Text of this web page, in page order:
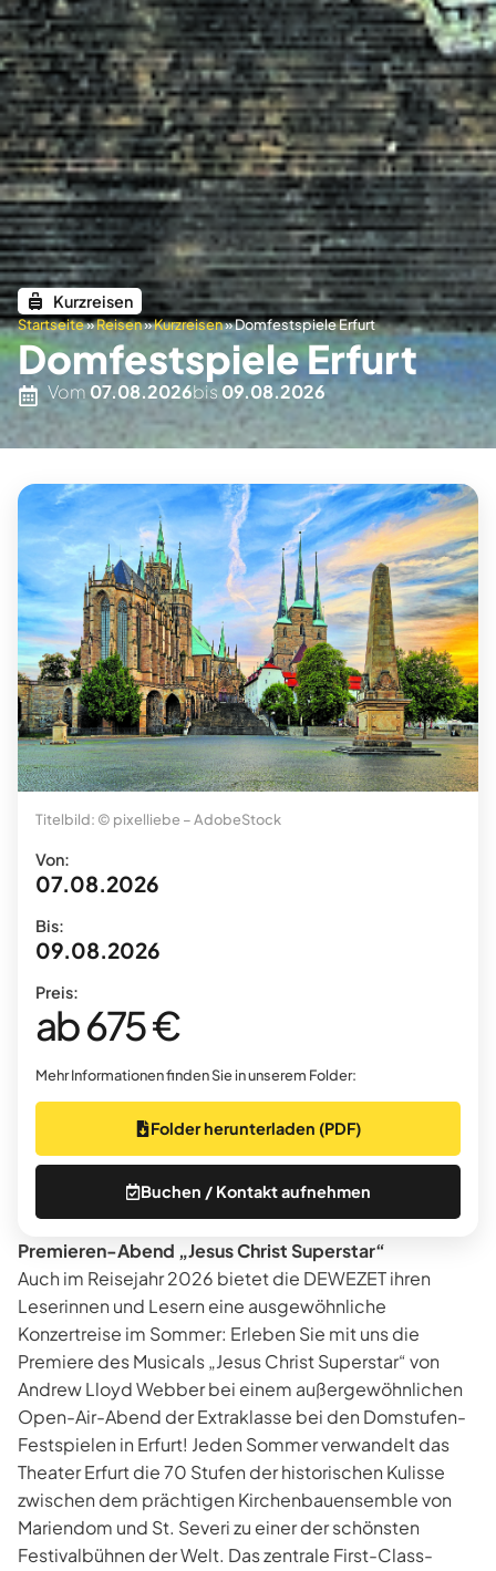
Kurzreisen
Startseite»Reisen»Kurzreisen»Domfestspiele Erfurt
Domfestspiele Erfurt
Vom 07.08.2026bis 09.08.2026
Premieren-Abend „Jesus Christ Superstar“
Auch im Reisejahr 2026 bietet die DEWEZET ihren
Leserinnen und Lesern eine ausgewöhnliche
Konzertreise im Sommer: Erleben Sie mit uns die
Premiere des Musicals „Jesus Christ Superstar“ von
Andrew Lloyd Webber bei einem außergewöhnlichen
Open-Air-Abend der Extraklasse bei den Domstufen-
Festspielen in Erfurt! Jeden Sommer verwandelt das
Theater Erfurt die 70 Stufen der historischen Kulisse
zwischen dem prächtigen Kirchenbauensemble von
Mariendom und St. Severi zu einer der schönsten
Festivalbühnen der Welt. Das zentrale First-Class-
Titelbild: © pixelliebe – AdobeStock
Von:
07.08.2026
Bis:
09.08.2026
Preis:
ab 675 €
Mehr Informationen finden Sie in unserem Folder:
Folder herunterladen (PDF)
Buchen / Kontakt aufnehmen